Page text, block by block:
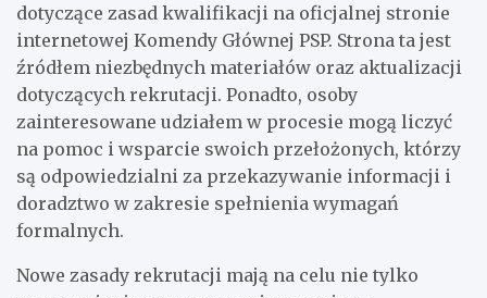
dotyczące zasad kwalifikacji na oficjalnej stronie
internetowej Komendy Głównej PSP. Strona ta jest
źródłem niezbędnych materiałów oraz aktualizacji
dotyczących rekrutacji. Ponadto, osoby
zainteresowane udziałem w procesie mogą liczyć
na pomoc i wsparcie swoich przełożonych, którzy
są odpowiedzialni za przekazywanie informacji i
doradztwo w zakresie spełnienia wymagań
formalnych.
Nowe zasady rekrutacji mają na celu nie tylko